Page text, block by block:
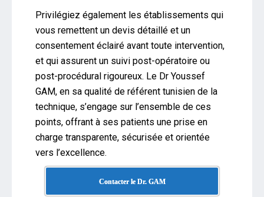
Privilégiez également les établissements qui
vous remettent un devis détaillé et un
consentement éclairé avant toute intervention,
et qui assurent un suivi post-opératoire ou
post-procédural rigoureux. Le Dr Youssef
GAM, en sa qualité de référent tunisien de la
technique, s’engage sur l’ensemble de ces
points, offrant à ses patients une prise en
charge transparente, sécurisée et orientée
vers l’excellence.
Contacter le Dr. GAM